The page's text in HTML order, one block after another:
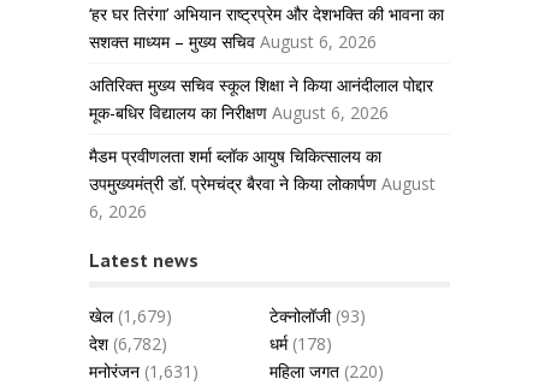
‘हर घर तिरंगा’ अभियान राष्ट्रप्रेम और देशभक्ति की भावना का
सशक्त माध्यम – मुख्य सचिव August 6, 2026
अतिरिक्त मुख्य सचिव स्कूल शिक्षा ने किया आनंदीलाल पोद्दार
मूक-बधिर विद्यालय का निरीक्षण August 6, 2026
मैडम प्रवीणलता शर्मा ब्लॉक आयुष चिकित्सालय का
उपमुख्यमंत्री डॉ. प्रेमचंद्र बैरवा ने किया लोकार्पण August
6, 2026
Latest news
खेल(1,679) टेक्नोलॉजी(93)
देश(6,782) धर्म(178)
मनोरंजन (1,631) महिला जगत (220)